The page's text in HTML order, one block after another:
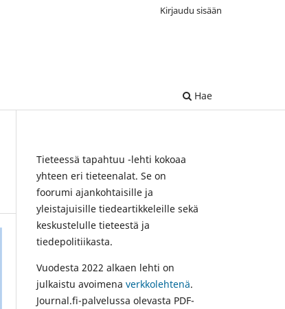
Hae
Kirjaudu sisään
Tieteessä tapahtuu -lehti kokoaa
yhteen eri tieteenalat. Se on
foorumi ajankohtaisille ja
yleistajuisille tiedeartikkeleille sekä
keskustelulle tieteestä ja
tiedepolitiikasta.
Vuodesta 2022 alkaen lehti on
julkaistu avoimena verkkolehtenä.
Journal.fi-palvelussa olevasta PDF-